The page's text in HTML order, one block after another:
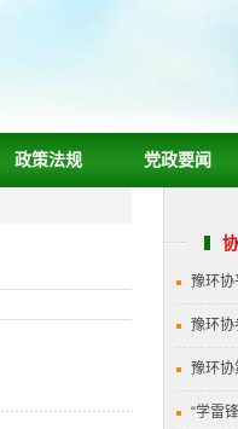
政策法规 党政要闻
豫环协
豫环协
豫环协
“学雷